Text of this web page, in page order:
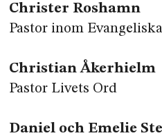
Christer Roshamn
Pastor inom
Christian Åkerhielm
Pastor Livets Ord
Daniel och Emelie